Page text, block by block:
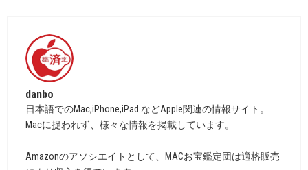
danbo
日本語でのMac,iPhone,iPad などApple関連の情報サイト。
Macに捉われず、様々な情報を掲載しています。
Amazonのアソシエイトとして、MACお宝鑑定団は適格販売